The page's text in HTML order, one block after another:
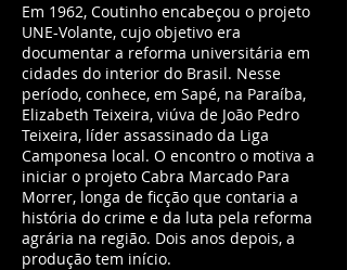
Em 1962, Coutinho encabeçou o projeto
UNE-Volante, cujo objetivo era
documentar a reforma universitária em
cidades do interior do Brasil. Nesse
período, conhece, em Sapé, na Paraíba,
Elizabeth Teixeira, viúva de João Pedro
Teixeira, líder assassinado da Liga
Camponesa local. O encontro o motiva a
iniciar o projeto Cabra Marcado Para
Morrer, longa de ficção que contaria a
história do crime e da luta pela reforma
agrária na região. Dois anos depois, a
produção tem início.